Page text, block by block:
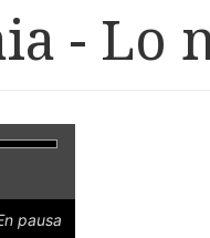
- Lo
pausa